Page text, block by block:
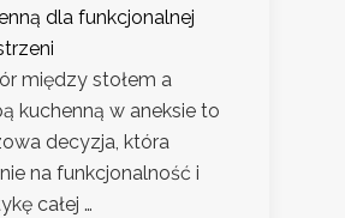
dla funkcjonalnej
między stołem a
kuchenną w aneksie to
decyzja, która
na funkcjonalność i
całej …